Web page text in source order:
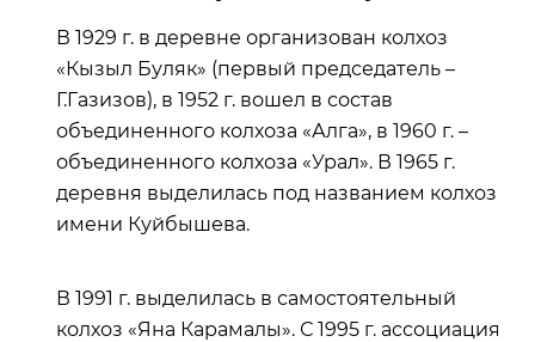
В 1929 г. в деревне организован колхоз
«Кызыл Буляк» (первый председатель –
Г.Газизов), в 1952 г. вошел в состав
объединенного колхоза «Алга», в 1960 г. –
объединенного колхоза «Урал». В 1965 г.
деревня выделилась под названием колхоз
имени Куйбышева.
В 1991 г. выделилась в самостоятельный
колхоз «Яна Карамалы». С 1995 г. ассоциация